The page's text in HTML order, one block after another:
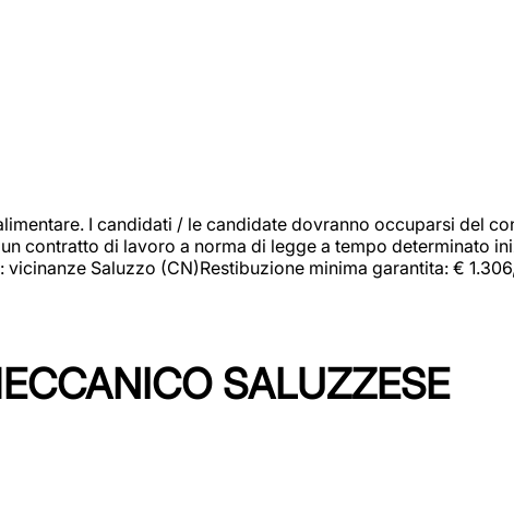
I candidati / le candidate dovranno occuparsi del
contratto di lavoro a norma di legge a tempo determinato
Saluzzo (CN)Restibuzione minima garantita: €
SALUZZESE